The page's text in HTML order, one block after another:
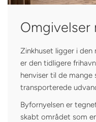
Omgivelser
Zinkhuset ligger i den
er den tidligere
henviser til de mange
transporterede
Byfornyelsen er
skabt området som